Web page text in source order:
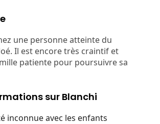
une personne atteinte du
Il est encore très craintif et
patiente pour poursuivre sa
sur Blanchi
inconnue avec les enfants